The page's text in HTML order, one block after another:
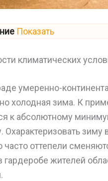
Показать
климатических
умеренно-
холодная зима. К
к абсолютному
Охарактеризовать
часто оттепели
гардеробе жителей